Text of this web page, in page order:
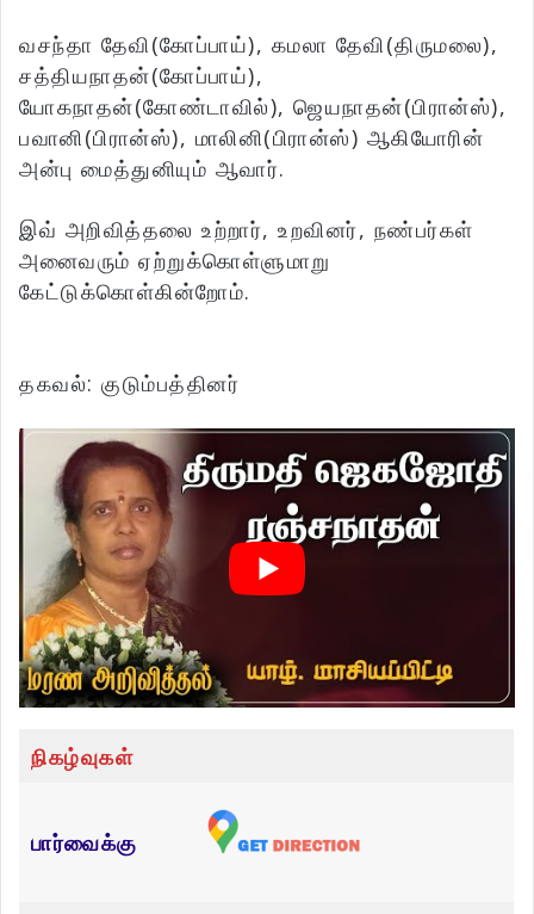
வசந்தா தேவி(கோப்பாய்), கமலா தேவி(திருமலை),
சத்தியநாதன்(கோப்பாய்),
யோகநாதன்(கோண்டாவில்), ஜெயநாதன்(பிரான்ஸ்),
பவானி(பிரான்ஸ்), மாலினி(பிரான்ஸ்) ஆகியோரின்
அன்பு மைத்துனியும் ஆவார்.
இவ் அறிவித்தலை உற்றார், உறவினர், நண்பர்கள்
அனைவரும் ஏற்றுக்கொள்ளுமாறு
கேட்டுக்கொள்கின்றோம்.
தகவல்: குடும்பத்தினர்
நிகழ்வுகள்
பார்வைக்கு